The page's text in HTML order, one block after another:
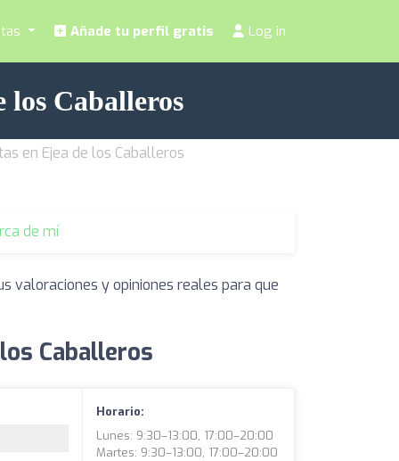
Añade tu perfil gratis Log in
los Caballeros
en Ejea de los Caballeros
de mí
valoraciones y opiniones reales para que
Caballeros
Horario:
Lunes: 9:30–13:00, 17:00–20:00
Martes: 9:30–13:00, 17:00–20:00